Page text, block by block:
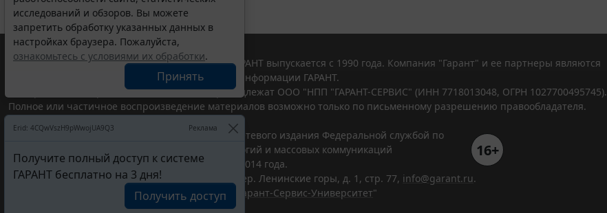
исследований и обзоров. Вы можете
запретить обработку указанных данных в
настройках браузера. Пожалуйста,
ознакомьтесь с условиями их обработки.
Принять
Erid: 4CQwVszH9pWwojUA9Q3 Реклама
Получите полный доступ к системе
ГАРАНТ бесплатно на 3 дня!
Получить доступ
© ООО "НПП "ГАРАНТ-СЕРВИС", 2026. Система ГАРАНТ выпускается с 1990 года. Компания "Гарант" и ее партнеры являются
участниками Российской ассоциации правовой информации ГАРАНТ.
Все права на материалы сайта ГАРАНТ.РУ принадлежат ООО "НПП "ГАРАНТ-СЕРВИС" (ИНН 7718013048, ОГРН 1027700495745).
Полное или частичное воспроизведение материалов возможно только по письменному разрешению правообладателя.
Портал ГАРАНТ.РУ зарегистрирован в качестве сетевого издания Федеральной службой по
надзору в сфере связи,информационных технологий и массовых коммуникаций
(Роскомнадзором), Эл № ФС77-58365 от 18 июня 2014 года.
16+
ООО "НПП "ГАРАНТ-СЕРВИС", 119234, г. Москва, тер. Ленинские горы, д. 1, стр. 77, info@garant.ru.
Разработчик ЭПС Система ГАРАНТ – ООО "НПП "
Гарант-Сервис-Университет"